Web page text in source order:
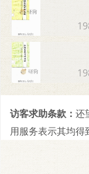
访客求助条款： 还
用服务表示其均得